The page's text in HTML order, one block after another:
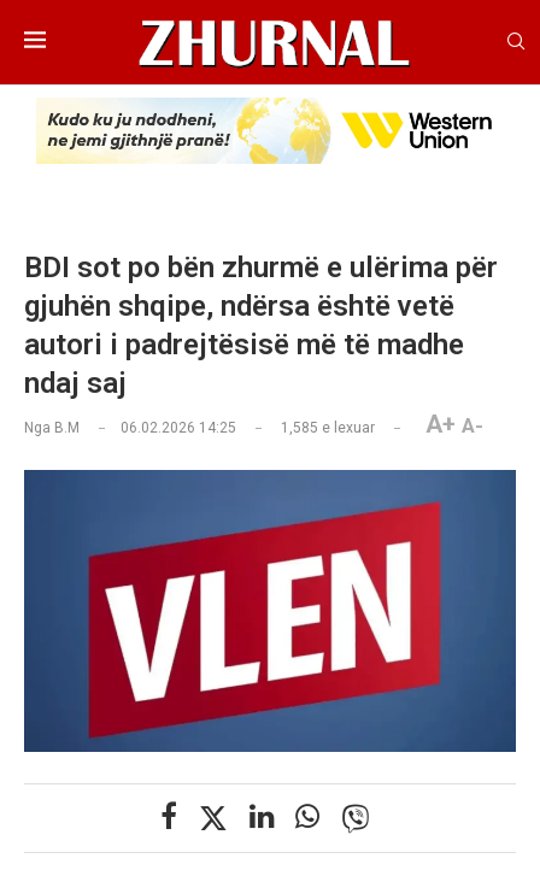
BDI sot po bën zhurmë e ulërima për
gjuhën shqipe, ndërsa është vetë
autori i padrejtësisë më të madhe
ndaj saj
Nga B.M 06.02.2026 14:25 1,585 e lexuar A+ A-